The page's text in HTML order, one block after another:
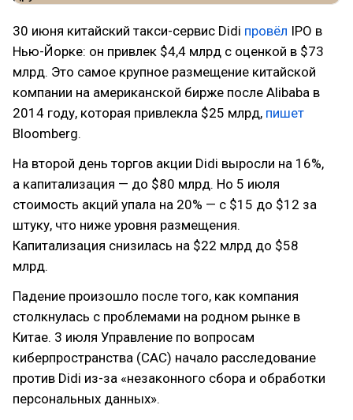
30 июня китайский такси-сервис Didi провёл IPO в
Нью-Йорке: он привлек $4,4 млрд с оценкой в $73
млрд. Это самое крупное размещение китайской
компании на американской бирже после Alibaba в
2014 году, которая привлекла $25 млрд, пишет
Bloomberg.
На второй день торгов акции Didi выросли на 16%,
а капитализация — до $80 млрд. Но 5 июля
стоимость акций упала на 20% — с $15 до $12 за
штуку, что ниже уровня размещения.
Капитализация снизилась на $22 млрд до $58
млрд.
Падение произошло после того, как компания
столкнулась с проблемами на родном рынке в
Китае. 3 июля Управление по вопросам
киберпространства (CAC) начало расследование
против Didi из-за «незаконного сбора и обработки
персональных данных».